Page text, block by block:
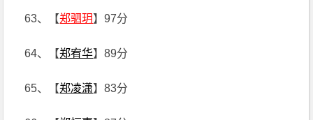
63、【郑驷玥】97分
64、【郑宥华】89分
65、【郑凌潇】83分